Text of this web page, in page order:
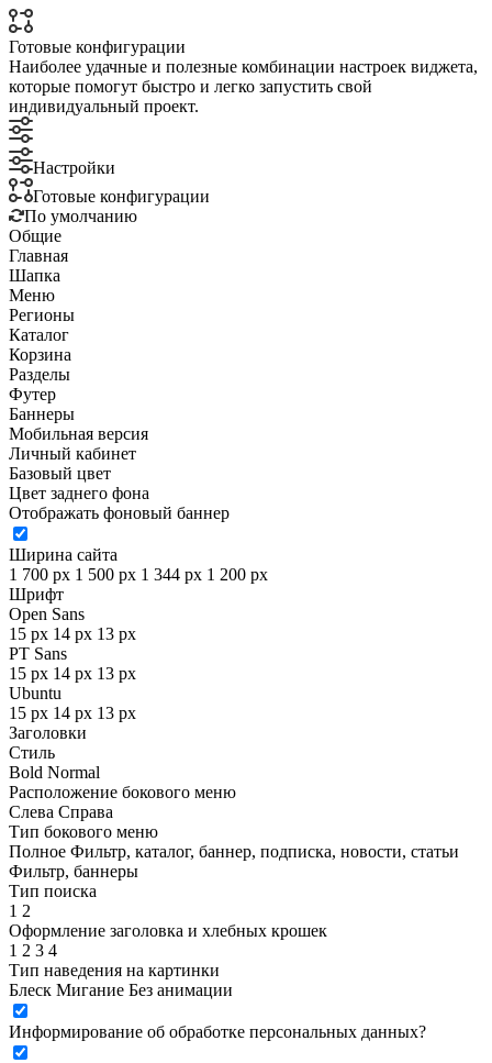
Готовые конфигурации
Наиболее удачные и полезные комбинации настроек виджета,
которые помогут быстро и легко запустить свой
индивидуальный проект.
Настройки
Готовые конфигурации
По умолчанию
Общие
Главная
Шапка
Меню
Регионы
Каталог
Корзина
Разделы
Футер
Баннеры
Мобильная версия
Личный кабинет
Базовый цвет
Цвет заднего фона
Отображать фоновый баннер
Ширина сайта
1 700 px 1 500 px 1 344 px 1 200 px
Шрифт
Open Sans
15 px 14 px 13 px
PT Sans
15 px 14 px 13 px
Ubuntu
15 px 14 px 13 px
Заголовки
Стиль
Bold Normal
Расположение бокового меню
Слева Справа
Тип бокового меню
Полное Фильтр, каталог, баннер, подписка, новости, статьи
Фильтр, баннеры
Тип поиска
1 2
Оформление заголовка и хлебных крошек
1 2 3 4
Тип наведения на картинки
Блеск Мигание Без анимации
Информирование об обработке персональных данных?